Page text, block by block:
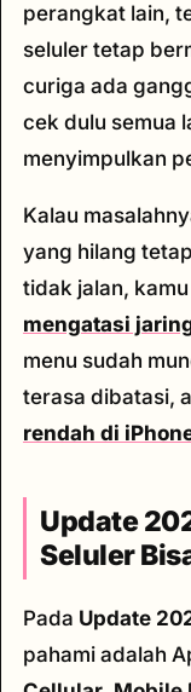
perangkat lain,
seluler tetap
curiga ada
cek dulu semua
menyimpulkan
Kalau
yang hilang
tidak jalan,
mengatasi
menu sudah
terasa dibatasi,
rendah di
Update
Seluler
Pada Update
pahami adalah